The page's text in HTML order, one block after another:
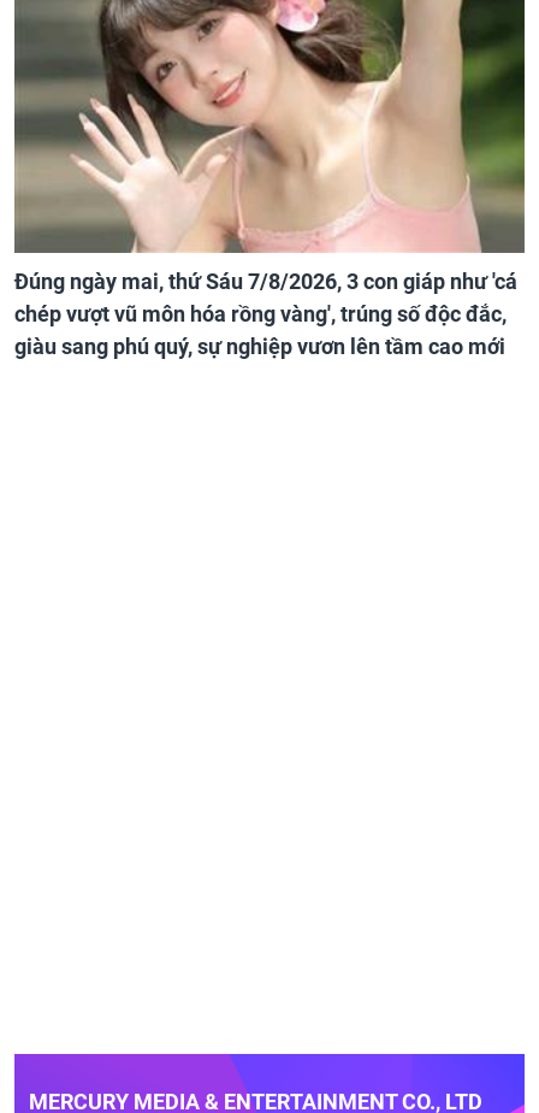
Đúng ngày mai, thứ Sáu 7/8/2026, 3 con giáp như 'cá
chép vượt vũ môn hóa rồng vàng', trúng số độc đắc,
giàu sang phú quý, sự nghiệp vươn lên tầm cao mới
MERCURY MEDIA & ENTERTAINMENT CO., LTD